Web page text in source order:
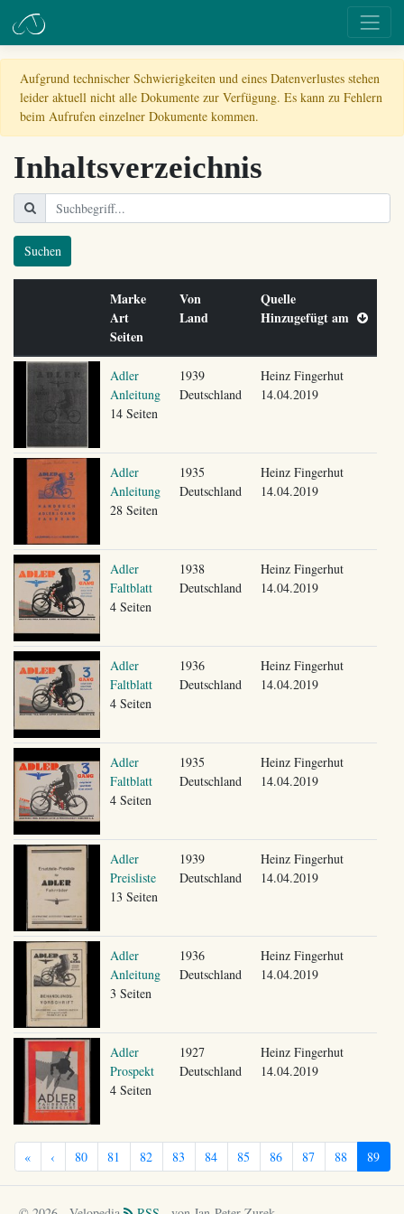
Aufgrund technischer Schwierigkeiten und eines Datenverlustes stehen
leider aktuell nicht alle Dokumente zur Verfügung. Es kann zu Fehlern
beim Aufrufen einzelner Dokumente kommen.
Inhaltsverzeichnis
Suchen
Marke
Art
Seiten
Von
Land
Quelle
Hinzugefügt am
Adler
Anleitung
14 Seiten
1939
Deutschland
Heinz Fingerhut
14.04.2019
Adler
Anleitung
28 Seiten
1935
Deutschland
Heinz Fingerhut
14.04.2019
Adler
Faltblatt
4 Seiten
1938
Deutschland
Heinz Fingerhut
14.04.2019
Adler
Faltblatt
4 Seiten
1936
Deutschland
Heinz Fingerhut
14.04.2019
Adler
Faltblatt
4 Seiten
1935
Deutschland
Heinz Fingerhut
14.04.2019
Adler
Preisliste
13 Seiten
1939
Deutschland
Heinz Fingerhut
14.04.2019
Adler
Anleitung
3 Seiten
1936
Deutschland
Heinz Fingerhut
14.04.2019
Adler
Prospekt
4 Seiten
1927
Deutschland
Heinz Fingerhut
14.04.2019
« ‹ 80 81 82 83 84 85 86 87 88 89